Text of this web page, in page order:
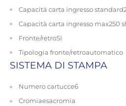
Capacità carta ingresso standard
Capacità carta ingresso max250
Fronte/retroSì
Tipologia fronte/retroautomatico
SISTEMA DI STAMPA
Numero cartucce6
Cromiaesacromia